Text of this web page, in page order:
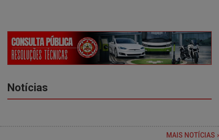
Notícias
MAIS NOTÍCIAS